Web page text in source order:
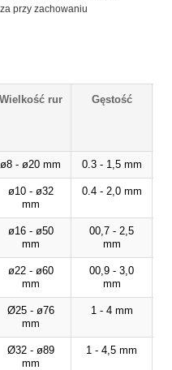
przy zachowaniu
Wielkość rur Gęstość
ø8 - ø20 mm 0.3 - 1,5 mm
ø10 - ø32
mm
0.4 - 2,0 mm
ø16 - ø50
mm
00,7 - 2,5
mm
ø22 - ø60
mm
00,9 - 3,0
mm
Ø25 - ø76
mm
1 - 4 mm
Ø32 - ø89
mm
1 - 4,5 mm